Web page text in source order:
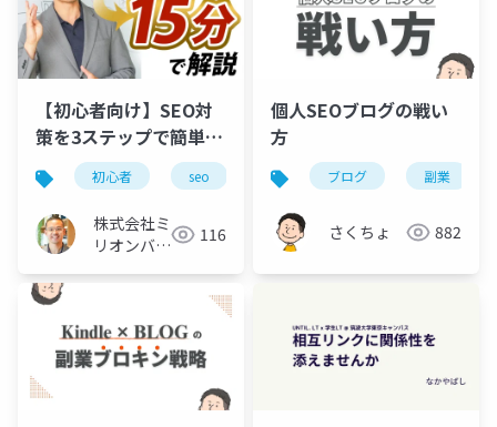
【初心者向け】SEO対
策を3ステップで簡単解
説。Webマーケ歴15年
を凝縮
初心者 seo マーケティング
株式会社ミ
リオンバリ
116
個人SEOブログの戦い
方
ブログ 副業
さくちょ 882